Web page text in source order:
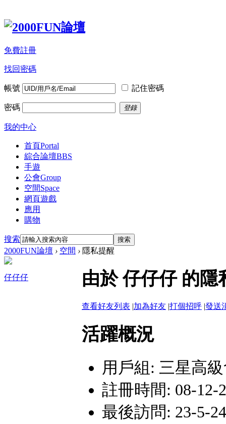
免費註冊
找回密碼
帳號 記住密碼
密碼 登錄
我的中心
首頁Portal
綜合論壇BBS
手遊
公會Group
空間Space
網頁遊戲
應用
購物
搜索 搜索
2000FUN論壇 › 空間 › 隱私提醒
仔仔仔 由於 仔仔仔 的
查看好友列表 |加為好友 |打個招呼 |發送
活躍概況
用戶組: 三星高
註冊時間: 08-12-
最後訪問: 23-5-